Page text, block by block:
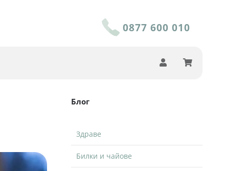
0877 600 010
Блог
Здраве
Билки и чайове